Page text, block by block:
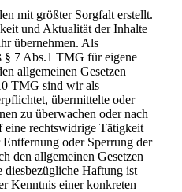
mit größter Sorgfalt erstellt.
und Aktualität der Inhalte
übernehmen. Als
§ 7 Abs.1 TMG für eigene
allgemeinen Gesetzen
TMG sind wir als
übermittelte oder
zu überwachen oder nach
eine rechtswidrige Tätigkeit
oder Sperrung der
den allgemeinen Gesetzen
Haftung ist
Kenntnis einer konkreten